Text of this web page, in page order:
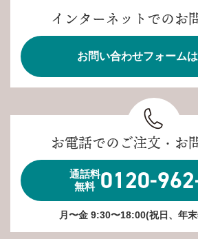
インターネットでのお
お問い合わせフォーム
お電話でのご注文・お
通話料
無料 0120-
月〜金 9:30〜18:00(祝日、年